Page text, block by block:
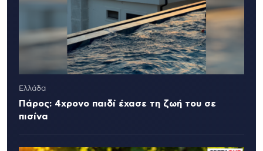
Ελλάδα
Πάρος: 4χρονο παιδί έχασε τη ζωή του σε
πισίνα